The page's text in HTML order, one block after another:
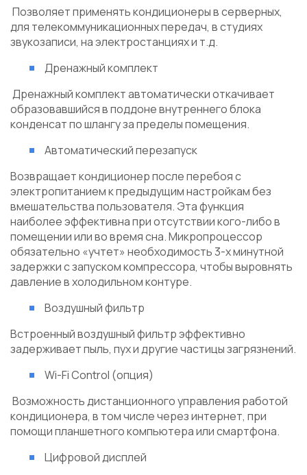
Позволяет применять кондиционеры в серверных,
для телекоммуникационных передач, в студиях
звукозаписи, на электростанциях и т.д.
Дренажный комплект
Дренажный комплект автоматически откачивает
образовавшийся в поддоне внутреннего блока
конденсат по шлангу за пределы помещения.
Автоматический перезапуск
Возвращает кондиционер после перебоя с
электропитанием к предыдущим настройкам без
вмешательства пользователя. Эта функция
наиболее эффективна при отсутствии кого-либо в
помещении или во время сна. Микропроцессор
обязательно «учтет» необходимость 3-х минутной
задержки с запуском компрессора, чтобы выровнять
давление в холодильном контуре.
Воздушный фильтр
Встроенный воздушный фильтр эффективно
задерживает пыль, пух и другие частицы загрязнений.
Wi-Fi Control (опция)
Возможность дистанционного управления работой
кондиционера, в том числе через интернет, при
помощи планшетного компьютера или смартфона.
Цифровой дисплей